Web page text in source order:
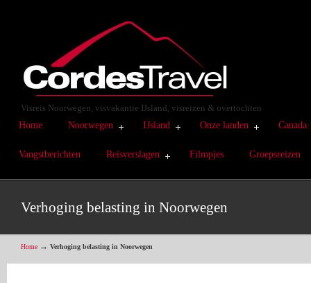
Visreis Noorwegen, visvakantie IJsland, visreizen & overtochten
Home
Noorwegen IJsland Onze landen Canada
Vangstberichten Reisverslagen Filmpjes Groepsreizen
Verhoging belasting in Noorwegen
Home → Verhoging belasting in Noorwegen